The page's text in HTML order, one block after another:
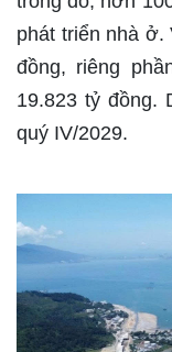
phát triển nhà
đồng, riêng
19.823 tỷ đồng.
quý IV/2029.